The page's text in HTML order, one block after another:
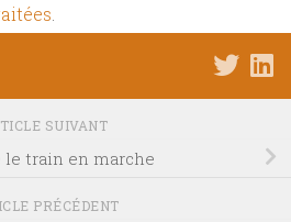
SUIVANT
le train en marche
PRÉCÉDENT